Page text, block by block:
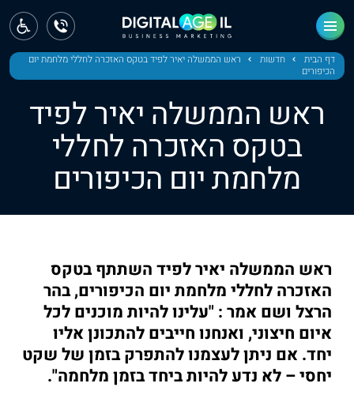
דף הבית חדשות
ראש הממשלה יאיר לפיד בטקס האזכרה לחללי מלחמת יום
הכיפורים
ראש הממשלה יאיר לפיד
בטקס האזכרה לחללי
מלחמת יום הכיפורים
ראש הממשלה יאיר לפיד השתתף בטקס
האזכרה לחללי מלחמת יום הכיפורים, בהר
הרצל ושם אמר : "עלינו להיות מוכנים לכל
איום חיצוני, ואנחנו חייבים להתכונן אליו
יחד. אם ניתן לעצמנו להתפרק בזמן של שקט
יחסי – לא נדע להיות ביחד בזמן מלחמה".
ראשי
חדשות
מחוז חיפה
מחוז מרכז
תל אביב